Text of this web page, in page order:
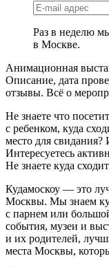
Раз в неделю
в Москве.
Анимационная
Описание, дата
отзывы. Всё о
Не знаете что
с ребенком, куда
место для
Интересуетесь
Не знаете куда
Кудамоскоу — это
Москвы. Мы знаем
с парнем или
события, музеи и
и их родителей,
места Москвы,